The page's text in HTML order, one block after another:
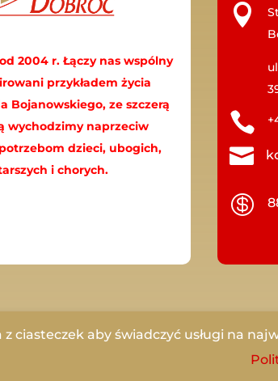
2004 r. Łączy nas wspólny
przykładem życia
Bojanowskiego, ze szczerą
wychodzimy naprzeciw
dzieci, ubogich,
i chorych.




2023 Stowarzyszenie Dobroć | All
ciasteczek aby świadczyć usługi na